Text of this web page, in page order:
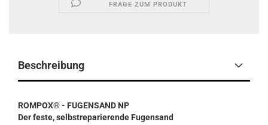
FRAGE ZUM PRODUKT
Beschreibung
ROMPOX® - FUGENSAND NP
Der feste, selbstreparierende Fugensand